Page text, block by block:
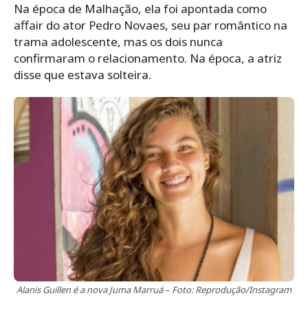
Na época de Malhação, ela foi apontada como
affair do ator Pedro Novaes, seu par romântico na
trama adolescente, mas os dois nunca
confirmaram o relacionamento. Na época, a atriz
disse que estava solteira.
Alanis Guillen é a nova Juma Marruá – Foto: Reprodução/Instagram